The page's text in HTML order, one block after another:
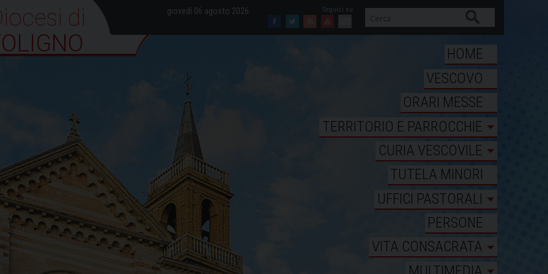
giovedì 06 agosto 2026
Facebook
Twitter
FeedYoutube
Mail
di Foligno
HOME
VESCOVO
ORARI MESSE
TERRITORIO E PARROCCHIE
CURIA VESCOVILE
TUTELA MINORI
UFFICI PASTORALI
PERSONE
VITA CONSACRATA